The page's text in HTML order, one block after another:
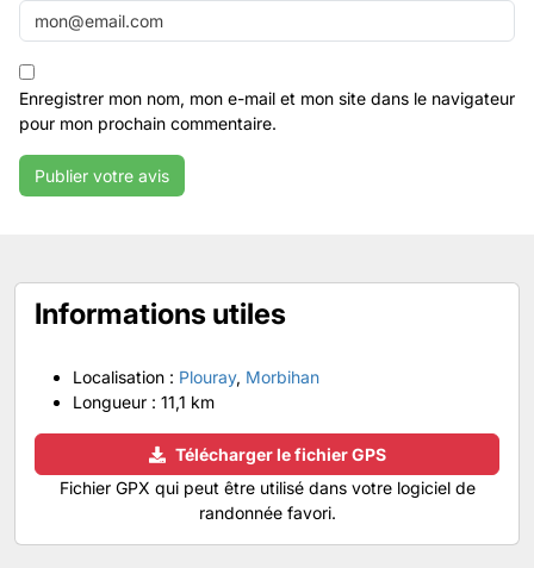
Enregistrer mon nom, mon e-mail et mon site dans le navigateur
pour mon prochain commentaire.
Informations utiles
Localisation : Plouray, Morbihan
Longueur : 11,1 km
Télécharger le fichier GPS
Fichier GPX qui peut être utilisé dans votre logiciel de
randonnée favori.